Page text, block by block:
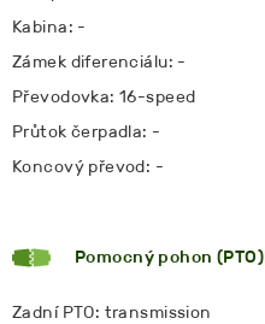
Kabina: -
Zámek diferenciálu: -
Převodovka: 16-speed
Průtok čerpadla: -
Koncový převod: -
Pomocný pohon (PTO)
Zadní PTO: transmission